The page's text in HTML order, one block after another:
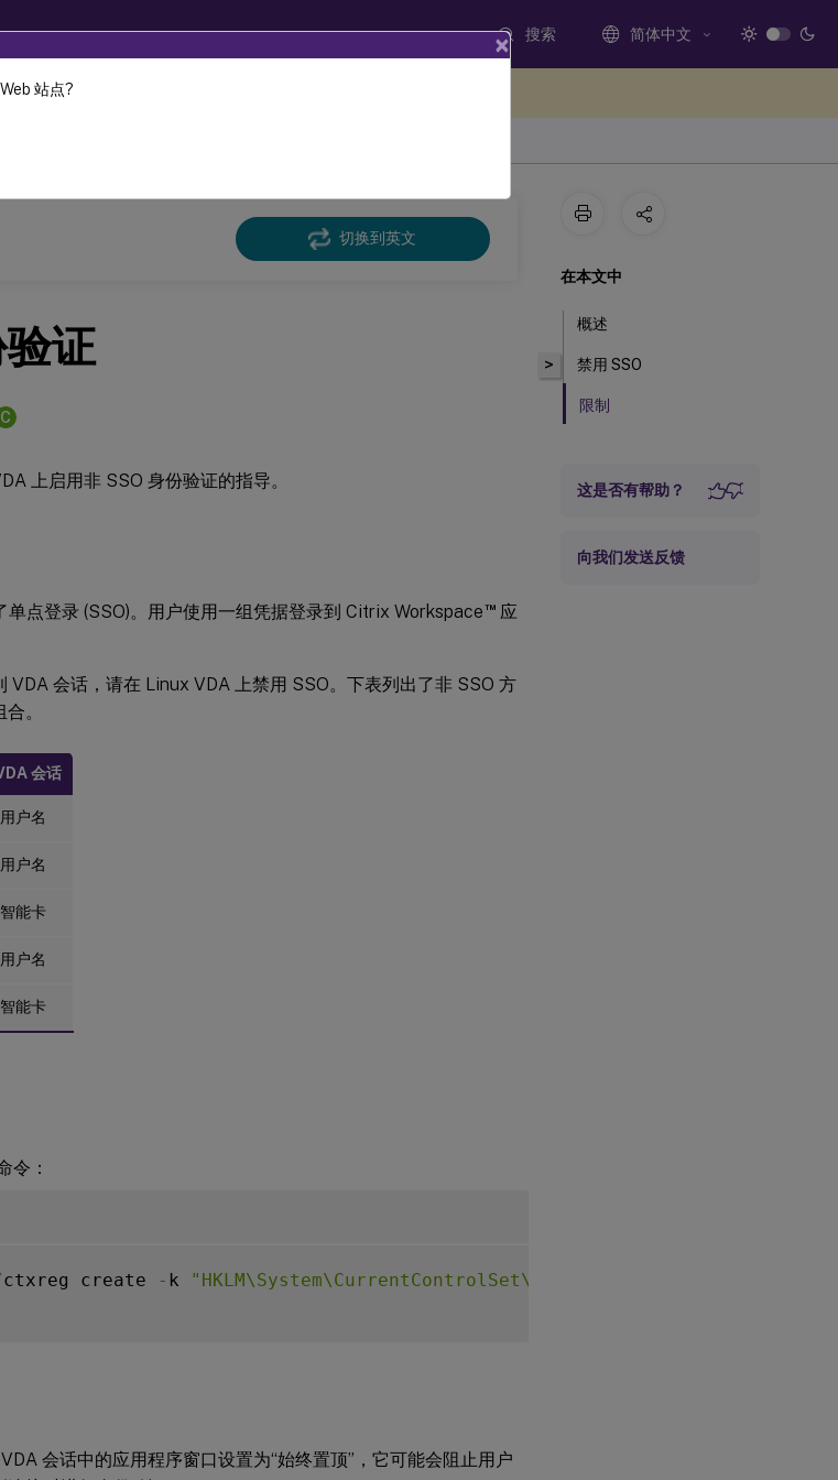
搜索 简体中文
切换到英文
证
C
上启用非 SSO 身份验证的指导。
点登录 (SSO)。用户使用一组凭据登录到 Citrix Workspace™应
VDA 会话，请在 Linux VDA 上禁用 SSO。下表列出了非 SSO 方
。
会话
用户名
用户名
智能卡
用户名
智能卡
令：
ctxreg create - k
会话中的应用程序窗口设置为“始终置顶”，它可能会阻止用户
>
在本文中
概述
禁用 SSO
限制
这是否有帮助？
向我们发送反馈
×
站点?